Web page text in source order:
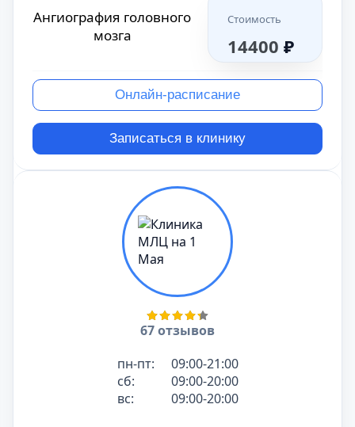
Ангиография головного
мозга
Стоимость
14400 ₽
Онлайн-расписание
Записаться в клинику
67 отзывов
пн-пт:
09:00-21:00
сб:
09:00-20:00
вс:
09:00-20:00